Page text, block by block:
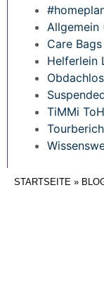
STARTSEITE »
Allgemein
Care Bags
Helferlein
TiMMi